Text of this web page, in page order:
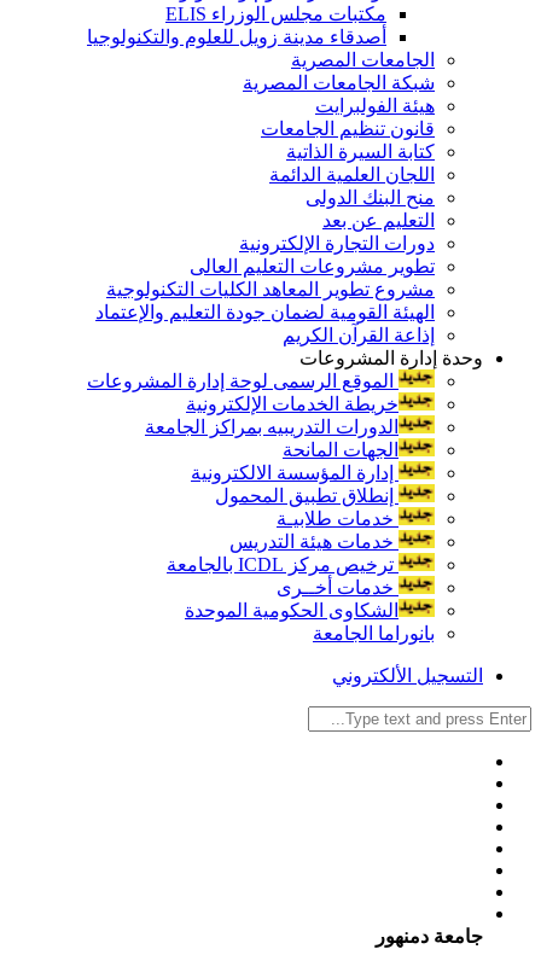
مكتبات مجلس الوزراء ELIS
أصدقاء مدينة زويل للعلوم والتكنولوجيا
الجامعات المصرية
شبكة الجامعات المصرية
هيئة الفولبرايت
قانون تنظيم الجامعات
كتابة السيرة الذاتية
اللجان العلمية الدائمة
منح البنك الدولى
التعليم عن بعد
دورات التجارة الإلكترونية
تطوير مشروعات التعليم العالى
مشروع تطوير المعاهد الكليات التكنولوجية
الهيئة القومية لضمان جودة التعليم والإعتماد
إذاعة القرآن الكريم
وحدة إدارة المشروعات
الموقع الرسمى لوحة إدارة المشروعات
خريطة الخدمات الإلكترونية
الدورات التدريبيه بمراكز الجامعة
الجهات المانحة
إدارة المؤسسة الالكترونية
إنطلاق تطبيق المحمول
خدمات طلابيـة
خدمات هيئة التدريس
ترخيص مركز ICDL بالجامعة
خدمات أخــرى
الشكاوى الحكومية الموحدة
بانوراما الجامعة
التسجيل الألكتروني
جامعة دمنهور